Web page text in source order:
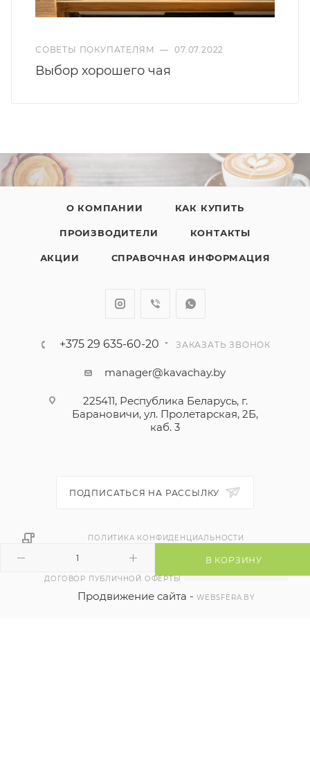
В КОРЗИНУ
СОВЕТЫ ПОКУПАТЕЛЯМ — 07.07.2022
Выбор хорошего чая
О КОМПАНИИ КАК КУПИТЬ
ПРОИЗВОДИТЕЛИ КОНТАКТЫ
АКЦИИ СПРАВОЧНАЯ ИНФОРМАЦИЯ
+375 29 635-60-20 ЗАКАЗАТЬ ЗВОНОК
manager@kavachay.by
225411, Республика Беларусь, г.
Барановичи, ул. Пролетарская, 2Б,
каб. 3
ПОДПИСАТЬСЯ НА РАССЫЛКУ
ПОЛИТИКА КОНФИДЕНЦИАЛЬНОСТИ
ДОГОВОР ПУБЛИЧНОЙ ОФЕРТЫ
Продвижение сайта -WEBSFERA.BY